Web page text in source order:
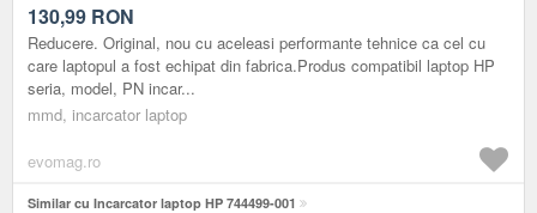
130,99 RON
Reducere. Original, nou cu aceleasi performante tehnice ca cel cu
care laptopul a fost echipat din fabrica.Produs compatibil laptop HP
seria, model, PN incar...
mmd, incarcator laptop
evomag.ro
Similar cu Incarcator laptop HP 744499-001